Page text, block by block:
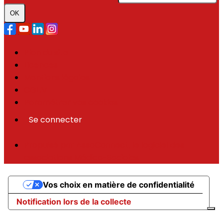
OK
Se connecter
Notification lors de la collecte
Vos choix en matière de confidentialité